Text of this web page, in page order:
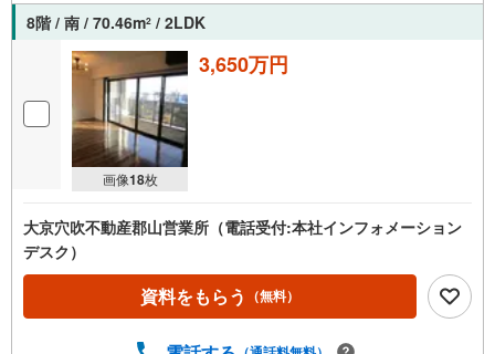
8階 / 南 / 70.46m2 / 2LDK
画像18枚
3,650万円
大京穴吹不動産郡山営業所（電話受付:本社インフォメーション
デスク）
資料をもらう （無料）